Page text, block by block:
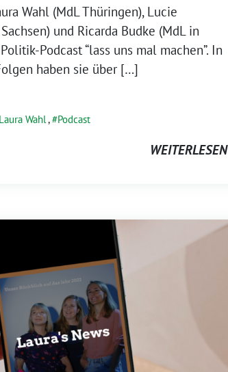
Wahl (MdL Thüringen), Lucie
und Ricarda Budke (MdL in
Podcast “lass uns mal machen”. In
haben sie über […]
Laura Wahl , Podcast
WEITERLESEN